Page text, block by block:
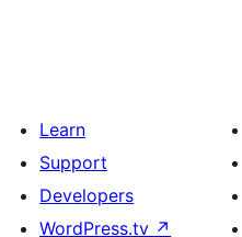
Learn
Support
Developers
WordPress.tv ↗